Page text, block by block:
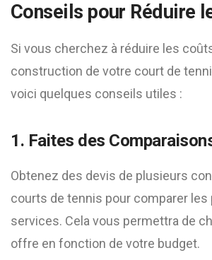
Conseils pour Réduire
Si vous cherchez à réduire les
construction de votre court de
voici quelques conseils utiles :
1. Faites des
Obtenez des devis de plusieurs
courts de tennis pour comparer les
services. Cela vous permettra de
offre en fonction de votre budget.